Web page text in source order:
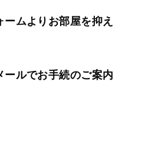
ームよりお部屋を抑え
ールでお手続のご案内